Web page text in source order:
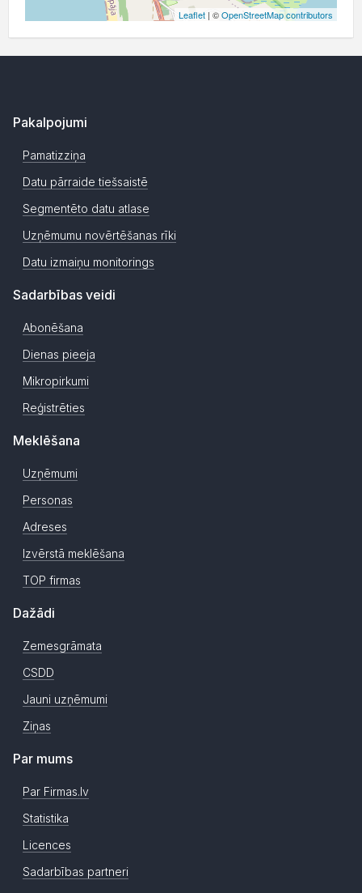
Leaflet | ©OpenStreetMap contributors
Pakalpojumi
Pamatizziņa
Datu pārraide tiešsaistē
Segmentēto datu atlase
Uzņēmumu novērtēšanas rīki
Datu izmaiņu monitorings
Sadarbības veidi
Abonēšana
Dienas pieeja
Mikropirkumi
Reģistrēties
Meklēšana
Uzņēmumi
Personas
Adreses
Izvērstā meklēšana
TOP firmas
Dažādi
Zemesgrāmata
CSDD
Jauni uzņēmumi
Ziņas
Par mums
Par Firmas.lv
Statistika
Licences
Sadarbības partneri